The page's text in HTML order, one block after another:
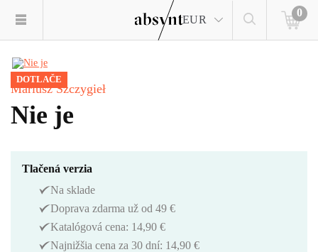
EUR
0
DOTLAČE
Mariusz Szczygieł
Nie je
Tlačená verzia
Na sklade
Doprava zdarma už od 49 €
Katalógová cena: 14,90 €
Najnižšia cena za 30 dní: 14,90 €